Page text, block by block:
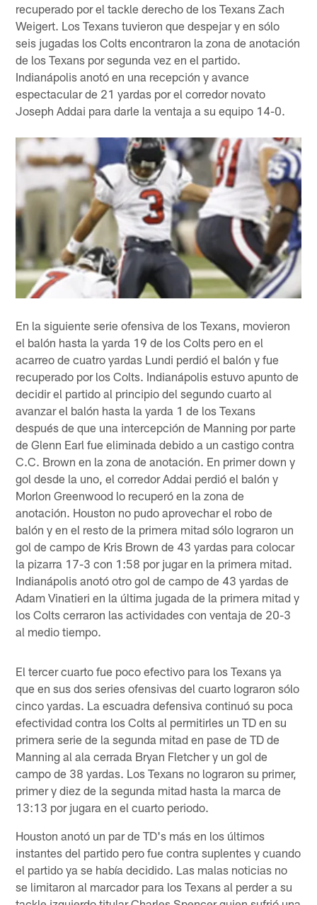
recuperado por el tackle derecho de los Texans Zach
Weigert. Los Texans tuvieron que despejar y en sólo
seis jugadas los Colts encontraron la zona de anotación
de los Texans por segunda vez en el partido.
Indianápolis anotó en una recepción y avance
espectacular de 21 yardas por el corredor novato
Joseph Addai para darle la ventaja a su equipo 14-0.
En la siguiente serie ofensiva de los Texans, movieron
el balón hasta la yarda 19 de los Colts pero en el
acarreo de cuatro yardas Lundi perdió el balón y fue
recuperado por los Colts. Indianápolis estuvo apunto de
decidir el partido al principio del segundo cuarto al
avanzar el balón hasta la yarda 1 de los Texans
después de que una intercepción de Manning por parte
de Glenn Earl fue eliminada debido a un castigo contra
C.C. Brown en la zona de anotación. En primer down y
gol desde la uno, el corredor Addai perdió el balón y
Morlon Greenwood lo recuperó en la zona de
anotación. Houston no pudo aprovechar el robo de
balón y en el resto de la primera mitad sólo lograron un
gol de campo de Kris Brown de 43 yardas para colocar
la pizarra 17-3 con 1:58 por jugar en la primera mitad.
Indianápolis anotó otro gol de campo de 43 yardas de
Adam Vinatieri en la última jugada de la primera mitad y
los Colts cerraron las actividades con ventaja de 20-3
al medio tiempo.
El tercer cuarto fue poco efectivo para los Texans ya
que en sus dos series ofensivas del cuarto lograron sólo
cinco yardas. La escuadra defensiva continuó su poca
efectividad contra los Colts al permitirles un TD en su
primera serie de la segunda mitad en pase de TD de
Manning al ala cerrada Bryan Fletcher y un gol de
campo de 38 yardas. Los Texans no lograron su primer,
primer y diez de la segunda mitad hasta la marca de
13:13 por jugara en el cuarto periodo.
Houston anotó un par de TD's más en los últimos
instantes del partido pero fue contra suplentes y cuando
el partido ya se había decidido. Las malas noticias no
se limitaron al marcador para los Texans al perder a su